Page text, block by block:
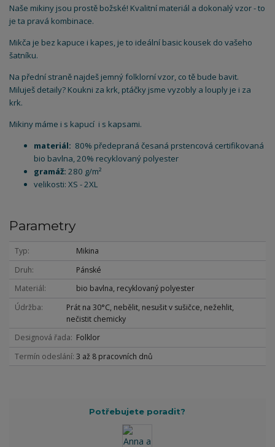
Naše mikiny jsou prostě božské! Kvalitní materiál a dokonalý vzor - to
je ta pravá kombinace.
Mikča je bez kapuce i kapes, je to ideální basic kousek do vašeho
šatníku.
Na přední straně najdeš jemný folklorní vzor, co tě bude bavit.
Miluješ detaily? Koukni za krk, ptáčky jsme vyzobly a louply je i za
krk.
Mikiny máme i s kapucí i s kapsami.
materiál: 80% předepraná česaná prstencová certifikovaná
bio bavlna, 20% recyklovaný polyester
gramáž: 280 g/m²
velikosti: XS - 2XL
Parametry
Typ
Mikina
Druh
Pánské
Materiál
bio bavlna, recyklovaný polyester
Údržba
Prát na 30°C, nebělit, nesušit v sušičce, nežehlit,
nečistit chemicky
Designová řada
Folklor
Termín odeslání 3 až 8 pracovních dnů
Potřebujete poradit?